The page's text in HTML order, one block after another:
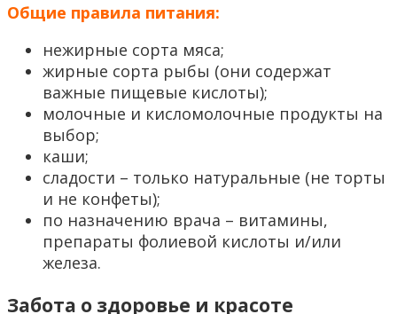
Общие правила питания:
нежирные сорта мяса;
жирные сорта рыбы (они содержат
важные пищевые кислоты);
молочные и кисломолочные продукты на
выбор;
каши;
сладости – только натуральные (не торты
и не конфеты);
по назначению врача – витамины,
препараты фолиевой кислоты и/или
железа.
Забота о здоровье и красоте